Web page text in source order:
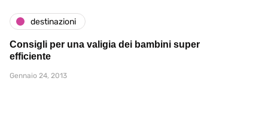
destinazioni
Consigli per una valigia dei bambini super
efficiente
Gennaio 24, 2013